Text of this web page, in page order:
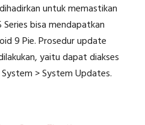
untuk memastikan
bisa mendapatkan
9 Pie. Prosedur update
yaitu dapat diakses
> System Updates.